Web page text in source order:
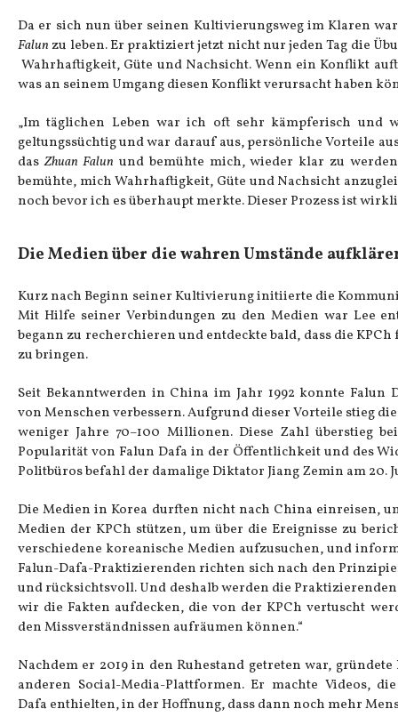
Da er sich nun über seinen Kultivierungsweg im Klaren
Falun zu leben. Er praktiziert jetzt nicht nur jeden Tag die
Wahrhaftigkeit, Güte und Nachsicht. Wenn ein Konflikt
was an seinem Umgang diesen Konflikt verursacht haben
„Im täglichen Leben war ich oft sehr kämpferisch und
geltungssüchtig und war darauf aus, persönliche Vorteile
dasZhuan Falun und bemühte mich, wieder klar zu
bemühte, mich Wahrhaftigkeit, Güte und Nachsicht
noch bevor ich es überhaupt merkte. Dieser Prozess ist
Die Medien über die wahren Umstände
Kurz nach Beginn seiner Kultivierung initiierte die
Mit Hilfe seiner Verbindungen zu den Medien war Lee
begann zu recherchieren und entdeckte bald, dass die
zu bringen.
Seit Bekanntwerden in China im Jahr 1992 konnte
von Menschen verbessern. Aufgrund dieser Vorteile stieg
weniger Jahre 70–100 Millionen. Diese Zahl überstieg
Popularität von Falun Dafa in der Öffentlichkeit und des
Politbüros befahl der damalige Diktator Jiang Zemin am 20.
Die Medien in Korea durften nicht nach China einreisen,
Medien der KPCh stützen, um über die Ereignisse zu
verschiedene koreanische Medien aufzusuchen, und
Falun-Dafa-Praktizierenden richten sich nach den
und rücksichtsvoll. Und deshalb werden die
wir die Fakten aufdecken, die von der KPCh vertuscht
den Missverständnissen aufräumen können.“
Nachdem er 2019 in den Ruhestand getreten war,
anderen Social-Media-Plattformen. Er machte Videos,
Dafa enthielten, in der Hoffnung, dass dann noch mehr